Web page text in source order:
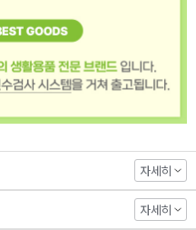
자세히
자세히